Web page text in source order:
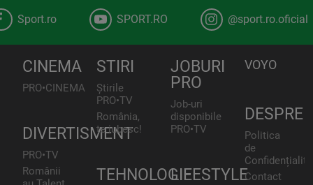
Sport.ro SPORT.RO @sport.ro.oficial
CINEMA
PRO•CINEMA
DIVERTISMENT
PRO•TV
Românii
STIRI
Știrile
PRO•TV
România,
te iubesc!
TEHNOLOGIE
JOBURI
PRO
Job-uri
disponibile
PRO•TV
LIFESTYLE
VOYO
DESPRE
Politica
de
Contact